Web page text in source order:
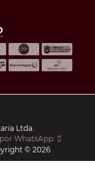
Ltda.
WhatsApp:
© 2026